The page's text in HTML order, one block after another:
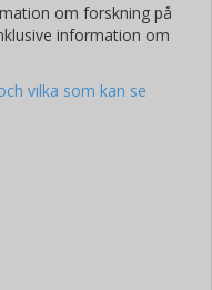
om forskning på
information om
vilka som kan se